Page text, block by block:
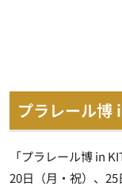
プラレール博
「プラレール博 in
20日（月・祝）、